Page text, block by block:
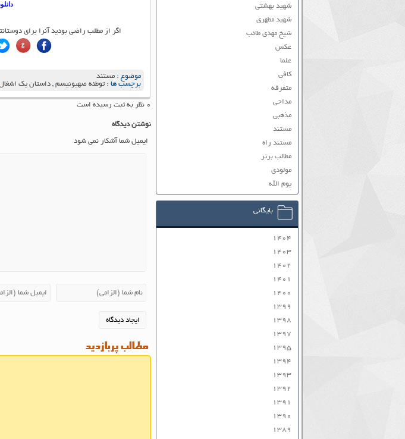
اگر از مطلب راضی بودید آنرا برای
موضوع : مستند
برچسب ها :توطئه صهيونيسم , داستان یک
۰ نظر به ثبت رسیده است
نوشتن دیدگاه
ایمیل شما آشکار نمی شود
مطالب پربازدید
شهید بهشتی
شهید مطهری
شیخ مهدی طائب
عکس
علما
کافی
متفرقه
مداحی
مذهبی
مستند
مستند راه
مطالب برتر
مولودی
یوم الله
بایگانی
۱۴۰۴
۱۴۰۳
۱۴۰۲
۱۴۰۱
۱۴۰۰
۱۳۹۹
۱۳۹۸
۱۳۹۷
۱۳۹۵
۱۳۹۴
۱۳۹۳
۱۳۹۲
۱۳۹۱
۱۳۹۰
۱۳۸۹